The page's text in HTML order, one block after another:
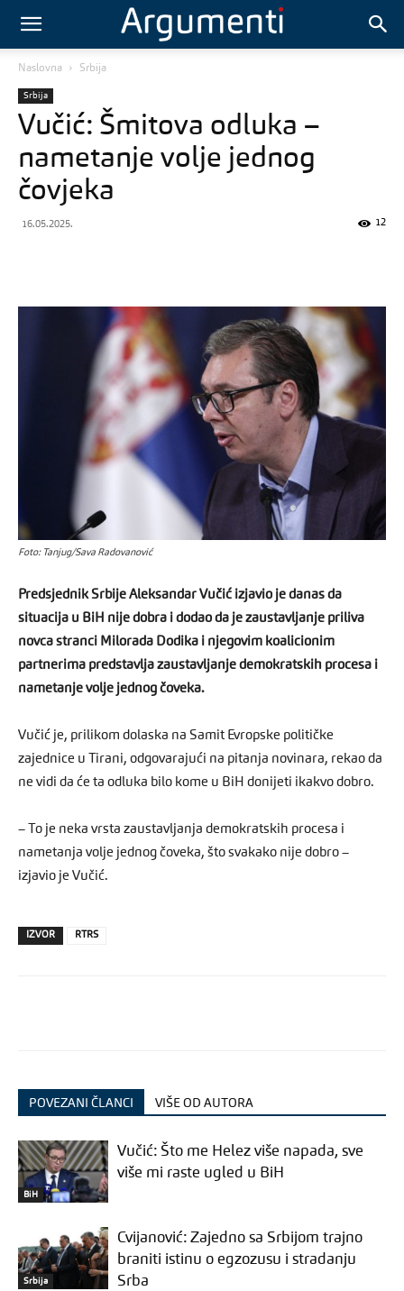
Naslovna Srbija
Srbija
Vučić: Šmitova odluka –
nametanje volje jednog
čovjeka
16.05.2025. 12
Foto: Tanjug/Sava Radovanović
Predsjednik Srbije Aleksandar Vučić izjavio je danas da
situacija u BiH nije dobra i dodao da je zaustavljanje priliva
novca stranci Milorada Dodika i njegovim koalicionim
partnerima predstavlja zaustavljanje demokratskih procesa i
nametanje volje jednog čoveka.
Vučić je, prilikom dolaska na Samit Evropske političke
zajednice u Tirani, odgovarajući na pitanja novinara, rekao da
ne vidi da će ta odluka bilo kome u BiH donijeti ikakvo dobro.
– To je neka vrsta zaustavljanja demokratskih procesa i
nametanja volje jednog čoveka, što svakako nije dobro –
izjavio je Vučić.
IZVOR RTRS
POVEZANI ČLANCI VIŠE OD AUTORA
BiH
Vučić: Što me Helez više napada, sve
više mi raste ugled u BiH
Srbija
Cvijanović: Zajedno sa Srbijom trajno
braniti istinu o egzozusu i stradanju
Srba